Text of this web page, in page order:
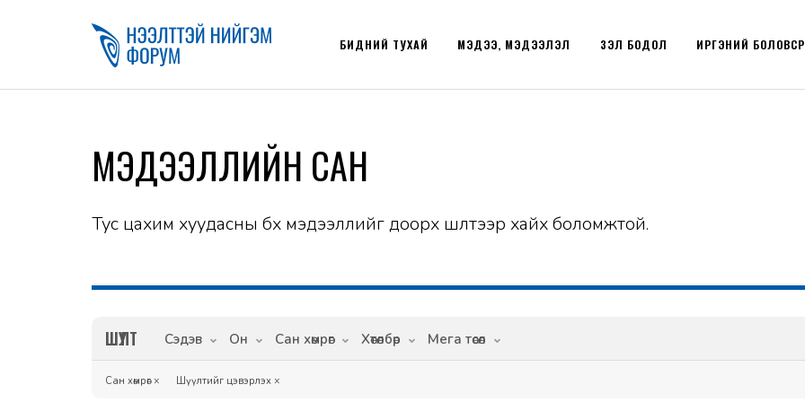
БИДНИЙ ТУХАЙ МЭДЭЭ, МЭДЭЭЛЭЛ ҮЗЭЛ БОДОЛ ИРГЭНИЙ
МЭДЭЭЛЛИЙН САН
Тус цахим хуудасны бүх мэдээллийг доорх шүүлтээр хайх боломжтой.
ШҮҮЛТ Сэдэв Он Сан хөмрөг Хөтөлбөр Мега төсөл
Сан хөмрөг × Шүүлтийг цэвэрлэх ×